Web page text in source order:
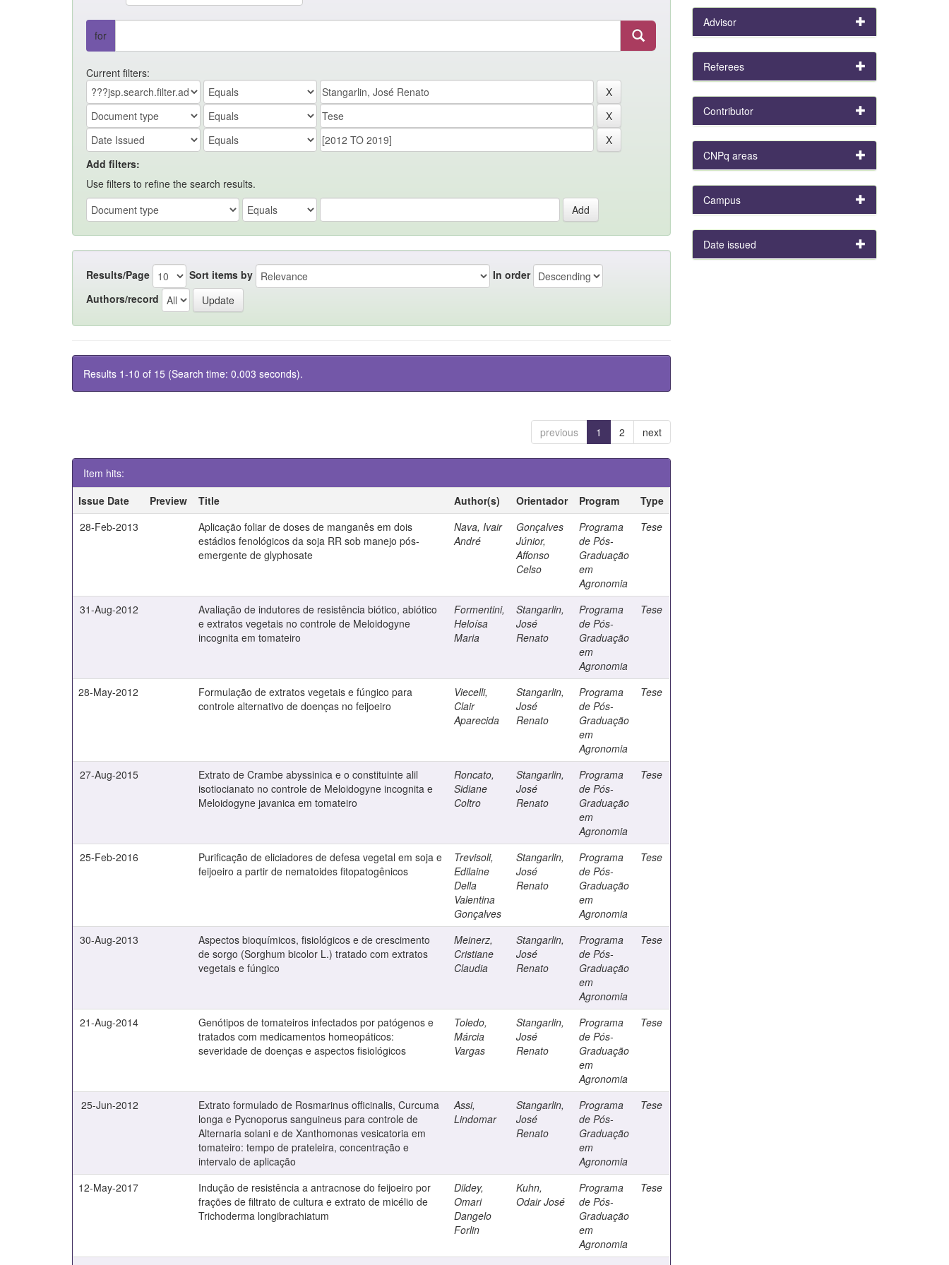
for
Current filters:
Add filters:
Use filters to refine the search results.
Results/Page Sort items by
In order
Authors/record
Results 1-10 of 15 (Search time: 0.003 seconds).
previous 1 2 next
Item hits:
Issue Date
Preview Title Author(s) Orientador Program
Type
28-Feb-2013
Aplicação foliar de doses de manganês em dois
estádios fenológicos da soja RR sob manejo pós-
emergente de glyphosate
Nava, Ivair
André
Gonçalves
Júnior,
Affonso
Celso
Programa
de Pós-
Graduação
em
Agronomia
Tese
31-Aug-2012
Avaliação de indutores de resistência biótico, abiótico
e extratos vegetais no controle de Meloidogyne
incognita em tomateiro
Formentini,
Heloísa
Maria
Stangarlin,
José
Renato
Programa
de Pós-
Graduação
em
Agronomia
Tese
28-May-2012
Formulação de extratos vegetais e fúngico para
controle alternativo de doenças no feijoeiro
Viecelli,
Clair
Aparecida
Stangarlin,
José
Renato
Programa
de Pós-
Graduação
em
Agronomia
Tese
27-Aug-2015
Extrato de Crambe abyssinica e o constituinte alil
isotiocianato no controle de Meloidogyne incognita e
Meloidogyne javanica em tomateiro
Roncato,
Sidiane
Coltro
Stangarlin,
José
Renato
Programa
de Pós-
Graduação
em
Agronomia
Tese
25-Feb-2016
Purificação de eliciadores de defesa vegetal em soja e
feijoeiro a partir de nematoides fitopatogênicos
Trevisoli,
Edilaine
Della
Valentina
Gonçalves
Stangarlin,
José
Renato
Programa
de Pós-
Graduação
em
Agronomia
Tese
30-Aug-2013
Aspectos bioquímicos, fisiológicos e de crescimento
de sorgo (Sorghum bicolor L.) tratado com extratos
vegetais e fúngico
Meinerz,
Cristiane
Claudia
Stangarlin,
José
Renato
Programa
de Pós-
Graduação
em
Agronomia
Tese
21-Aug-2014
Genótipos de tomateiros infectados por patógenos e
tratados com medicamentos homeopáticos:
severidade de doenças e aspectos fisiológicos
Toledo,
Márcia
Vargas
Stangarlin,
José
Renato
Programa
de Pós-
Graduação
em
Agronomia
Tese
25-Jun-2012
Extrato formulado de Rosmarinus officinalis, Curcuma
longa e Pycnoporus sanguineus para controle de
Alternaria solani e de Xanthomonas vesicatoria em
tomateiro: tempo de prateleira, concentração e
intervalo de aplicação
Assi,
Lindomar
Stangarlin,
José
Renato
Programa
de Pós-
Graduação
em
Agronomia
Tese
12-May-2017
Indução de resistência a antracnose do feijoeiro por
frações de filtrato de cultura e extrato de micélio de
Trichoderma longibrachiatum
Dildey,
Omari
Dangelo
Forlin
Kuhn,
Odair José
Programa
de Pós-
Graduação
em
Agronomia
Tese
Advisor
Referees
Contributor
CNPq areas
Campus
Date issued